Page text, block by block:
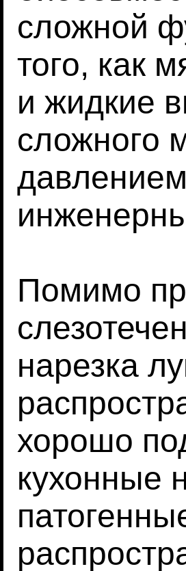
сложной
того, как
и жидкие
сложного
Помимо
нарезка
хорошо
кухонные